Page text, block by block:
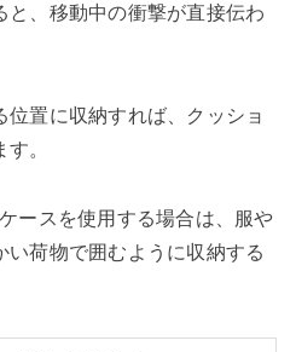
と、移動中の衝撃が直接伝わ
置に収納すれば、クッショ
。
ースを使用する場合は、服や
い荷物で囲むように収納する